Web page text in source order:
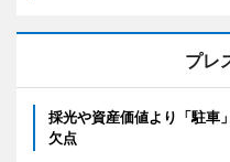
プレ
採光や資産価値より「駐車
欠点